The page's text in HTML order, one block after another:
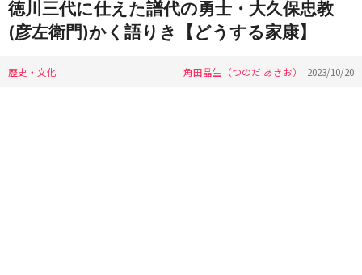
徳川三代に仕えた譜代の勇士・大久保忠教
(彦左衛門)かく語りき【どうする家康】
歴史・文化 角田晶生（つのだ あきお） 2023/10/20